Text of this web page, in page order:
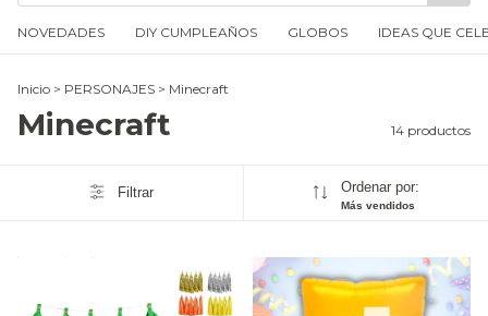
NOVEDADES DIY CUMPLEAÑOS GLOBOS IDEAS QUE
Inicio > PERSONAJES > Minecraft
Minecraft 14 productos
Filtrar Ordenar por:
Más vendidos